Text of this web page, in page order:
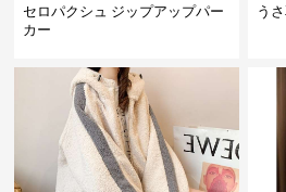
セロパクシュ ジップアップパー
カー
う